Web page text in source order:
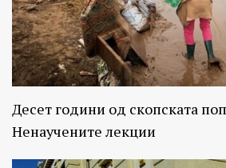
Десет години од скопската
Ненаучените лекции